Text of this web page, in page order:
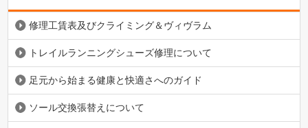
修理工賃表及びクライミング＆ヴィヴラム
トレイルランニングシューズ修理について
足元から始まる健康と快適さへのガイド
ソール交換張替えについて